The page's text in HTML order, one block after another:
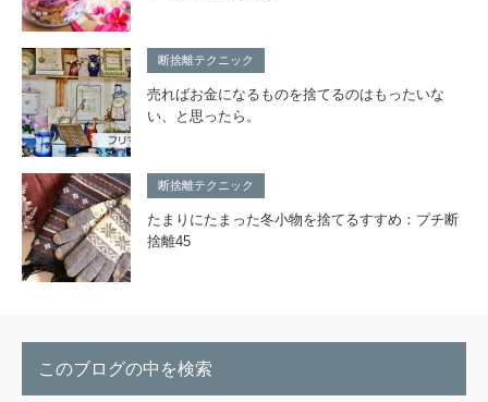
断捨離テクニック
売ればお金になるものを捨てるのはもったいな
い、と思ったら。
断捨離テクニック
たまりにたまった冬小物を捨てるすすめ：プチ断
捨離45
このブログの中を検索